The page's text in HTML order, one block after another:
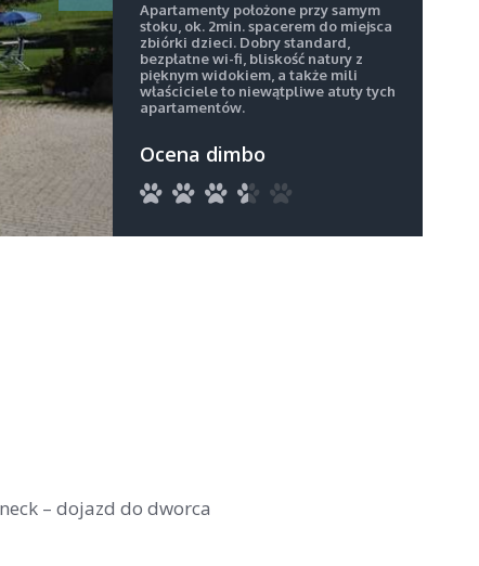
Apartamenty położone przy samym
stoku, ok. 2min. spacerem do miejsca
zbiórki dzieci. Dobry standard,
bezpłatne wi-fi, bliskość natury z
pięknym widokiem, a także mili
właściciele to niewątpliwe atuty tych
apartamentów.
Ocena dimbo
– dojazd do dworca